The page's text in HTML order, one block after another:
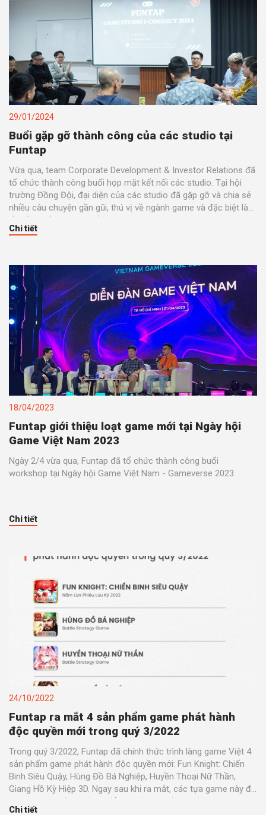
29/01/2024
Buổi gặp gỡ thành công của các studio tại
Funtap
Vừa qua, team Corporate Development & Investor Relations đã
tổ chức thành công buổi họp mặt kết nối các studio. Tại hội
trường Đồng Đội, đại diện của các studio đã gặp gỡ và chia sẻ
nhiều câu chuyện gần gũi, thú vị về ngành game và đặc biệt là
về sản xuất và phát triển game.
Chi tiết
18/04/2023
Funtap giới thiệu loạt game mới tại Ngày hội
Game Việt Nam 2023
Ngày 2/4 vừa qua, Funtap đã tổ chức thành công buổi
workshop tại Ngày hội Game Việt Nam - Gameverse 2023.
Chi tiết
24/10/2022
Funtap ra mắt 4 sản phẩm game phát hành
độc quyền mới trong quý 3/2022
Trong quý 3/2022, Funtap đã chính thức trình làng game Việt 4
sản phẩm game phát hành độc quyền mới: Fun Knight: Chiến
Binh Siêu Quậy, Hùng Đồ Bá Nghiệp, Huyền Thoại Nữ Thần,
Giang Hồ Kỳ Hiệp 3D. Ngay sau khi ra mắt, các tựa game này đã
nhanh chóng được đông đảo người chơi đón nhận và yêu thích.
Chi tiết